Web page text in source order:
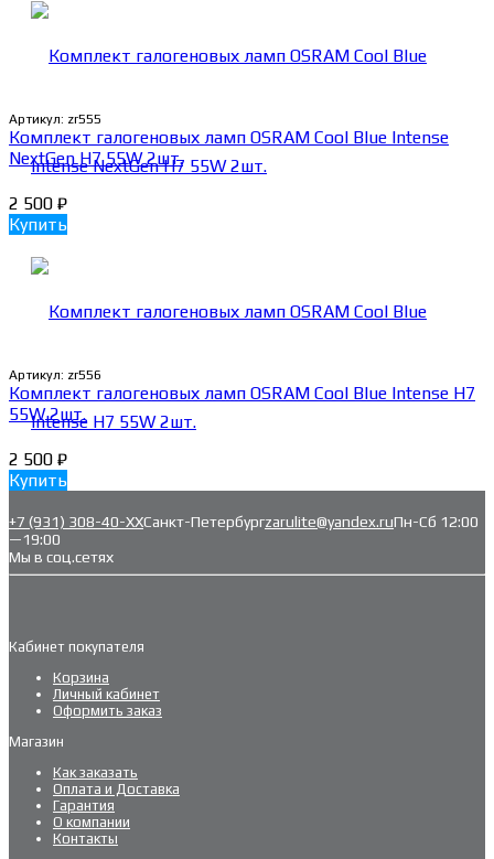
Артикул: zr555
Комплект галогеновых ламп OSRAM Cool Blue Intense
NextGen H7 55W 2шт.
2 500 ₽
Купить
Артикул: zr556
Комплект галогеновых ламп OSRAM Cool Blue Intense H7
55W 2шт.
2 500 ₽
Купить
+7 (931) 308-40-ХХСанкт-Петербургzarulite@yandex.ruПн-Сб 12:00
—19:00
Мы в соц.сетях
Кабинет покупателя
Корзина
Личный кабинет
Оформить заказ
Магазин
Как заказать
Оплата и Доставка
Гарантия
О компании
Контакты